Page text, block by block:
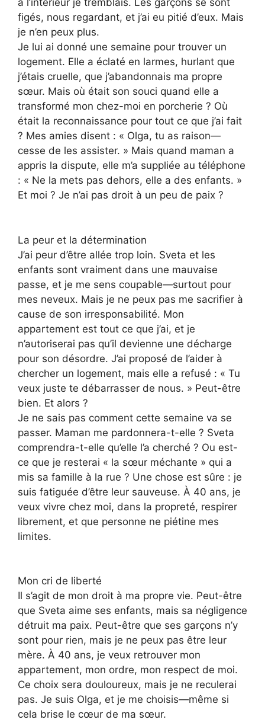
à l’intérieur je tremblais. Les garçons se sont
figés, nous regardant, et j’ai eu pitié d’eux. Mais
je n’en peux plus.
Je lui ai donné une semaine pour trouver un
logement. Elle a éclaté en larmes, hurlant que
j’étais cruelle, que j’abandonnais ma propre
sœur. Mais où était son souci quand elle a
transformé mon chez-moi en porcherie ? Où
était la reconnaissance pour tout ce que j’ai fait
? Mes amies disent : « Olga, tu as raison—
cesse de les assister. » Mais quand maman a
appris la dispute, elle m’a suppliée au téléphone
: « Ne la mets pas dehors, elle a des enfants. »
Et moi ? Je n’ai pas droit à un peu de paix ?
La peur et la détermination
J’ai peur d’être allée trop loin. Sveta et les
enfants sont vraiment dans une mauvaise
passe, et je me sens coupable—surtout pour
mes neveux. Mais je ne peux pas me sacrifier à
cause de son irresponsabilité. Mon
appartement est tout ce que j’ai, et je
n’autoriserai pas qu’il devienne une décharge
pour son désordre. J’ai proposé de l’aider à
chercher un logement, mais elle a refusé : « Tu
veux juste te débarrasser de nous. » Peut-être
bien. Et alors ?
Je ne sais pas comment cette semaine va se
passer. Maman me pardonnera-t-elle ? Sveta
comprendra-t-elle qu’elle l’a cherché ? Ou est-
ce que je resterai « la sœur méchante » qui a
mis sa famille à la rue ? Une chose est sûre : je
suis fatiguée d’être leur sauveuse. À 40 ans, je
veux vivre chez moi, dans la propreté, respirer
librement, et que personne ne piétine mes
limites.
Mon cri de liberté
Il s’agit de mon droit à ma propre vie. Peut-être
que Sveta aime ses enfants, mais sa négligence
détruit ma paix. Peut-être que ses garçons n’y
sont pour rien, mais je ne peux pas être leur
mère. À 40 ans, je veux retrouver mon
appartement, mon ordre, mon respect de moi.
Ce choix sera douloureux, mais je ne reculerai
pas. Je suis Olga, et je me choisis—même si
cela brise le cœur de ma sœur.